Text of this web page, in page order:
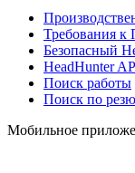
Требования к
Безопасный
HeadHunter
Поиск работы
Поиск по
Мобильное